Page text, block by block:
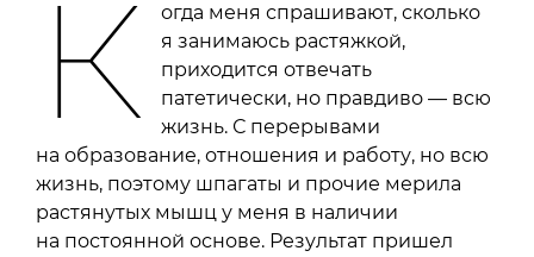
К
огда меня спрашивают, сколько
я занимаюсь растяжкой,
приходится отвечать
патетически, но правдиво — всю
жизнь. С перерывами
на образование, отношения и работу, но всю
жизнь, поэтому шпагаты и прочие мерила
растянутых мышц у меня в наличии
на постоянной основе. Результат пришел